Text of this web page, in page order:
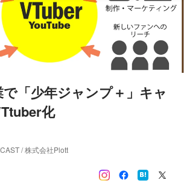
「少年ジャンプ＋」キャ
化
/ 株式会社Plott